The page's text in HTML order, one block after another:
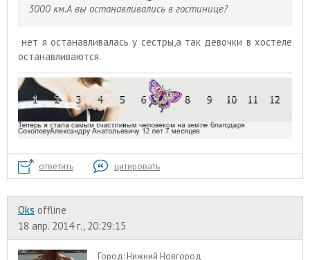
3000 км.А вы останавливались в гостинице?
нет я останавливалась у сестры,а так девочки в хостеле
останавливаются.
ответить цитировать
Oks offline
18 апр. 2014 г., 20:29:15
Город: Нижний Новгород